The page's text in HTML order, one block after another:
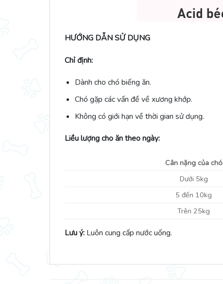
HƯỚNG DẪN SỬ DỤNG
Chỉ định:
Dành cho chó biếng ăn.
Chó gặp các vấn đề về xương khớp.
Không có giới hạn về thời gian sử dụng.
Liều lượng cho ăn theo ngày:
Cân nặng của chó
Dưới 5kg
5 đến 10kg
Trên 25kg
Lưu ý: Luôn cung cấp nước uống.